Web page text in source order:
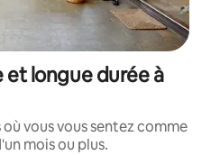
et longue durée à
vous vous sentez comme
mois ou plus.